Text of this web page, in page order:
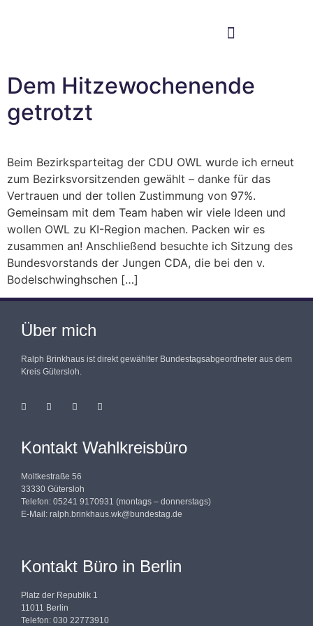
Dem Hitzewochenende
getrotzt
Beim Bezirksparteitag der CDU OWL wurde ich erneut
zum Bezirksvorsitzenden gewählt – danke für das
Vertrauen und der tollen Zustimmung von 97%.
Gemeinsam mit dem Team haben wir viele Ideen und
wollen OWL zu KI-Region machen. Packen wir es
zusammen an! Anschließend besuchte ich Sitzung des
Bundesvorstands der Jungen CDA, die bei den v.
Bodelschwinghschen […]
Über mich
Ralph Brinkhaus ist direkt gewählter Bundestagsabgeordneter aus dem
Kreis Gütersloh.
Kontakt Wahlkreisbüro
Moltkestraße 56
33330 Gütersloh
Telefon: 05241 9170931 (montags – donnerstags)
E-Mail: ralph.brinkhaus.wk@bundestag.de
Kontakt Büro in Berlin
Platz der Republik 1
11011 Berlin
Telefon: 030 22773910